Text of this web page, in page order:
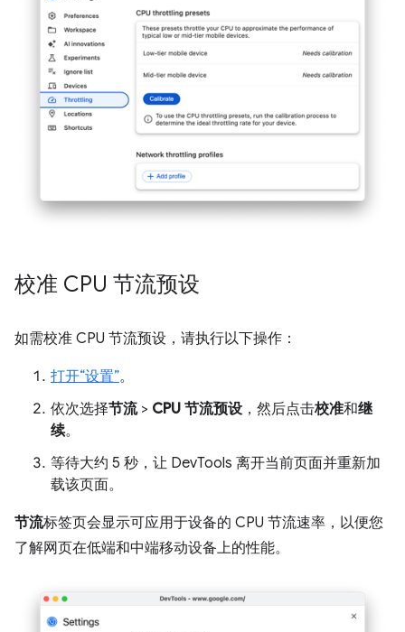
校准 CPU 节流预设
如需校准 CPU 节流预设，请执行以下操作：
打开“设置”。
依次选择节流> CPU 节流预设，然后点击校准和继
续。
等待大约 5 秒，让 DevTools 离开当前页面并重新加
载该页面。
节流标签页会显示可应用于设备的 CPU 节流速率，以便您
了解网页在低端和中端移动设备上的性能。